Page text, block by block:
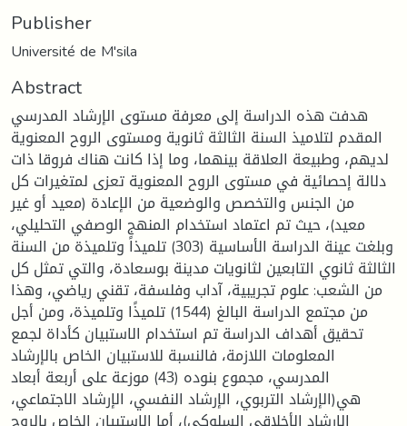
Publisher
Université de M'sila
Abstract
هدفت هذه الدراسة إلى معرفة مستوى الإرشاد المدرسي
المقدم لتلاميذ السنة الثالثة ثانوية ومستوى الروح المعنوية
لديهم، وطبيعة العلاقة بينهما، وما إذا كانت هناك فروقا ذات
دلالة إحصائية في مستوى الروح المعنوية تعزى لمتغيرات كل
من الجنس والتخصص والوضعية من الإعادة (معيد أو غير
معيد)، حيث تم اعتماد استخدام المنهج الوصفي التحليلي،
وبلغت عينة الدراسة الأساسية (303) تلميذاً وتلميذة من السنة
الثالثة ثانوي التابعين لثانويات مدينة بوسعادة، والتي تمثل كل
من الشعب: علوم تجريبية، آداب وفلسفة، تقني رياضي، وهذا
من مجتمع الدراسة البالغ (1544) تلميذًا وتلميذة، ومن أجل
تحقيق أهداف الدراسة تم استخدام الاستبيان كأداة لجمع
المعلومات اللازمة، فالنسبة للاستبيان الخاص بالإرشاد
المدرسي، مجموع بنوده (43) موزعة على أربعة أبعاد
هي(الإرشاد التربوي، الإرشاد النفسي، الإرشاد الاجتماعي،